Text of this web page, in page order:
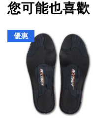
您可能也喜歡
優惠